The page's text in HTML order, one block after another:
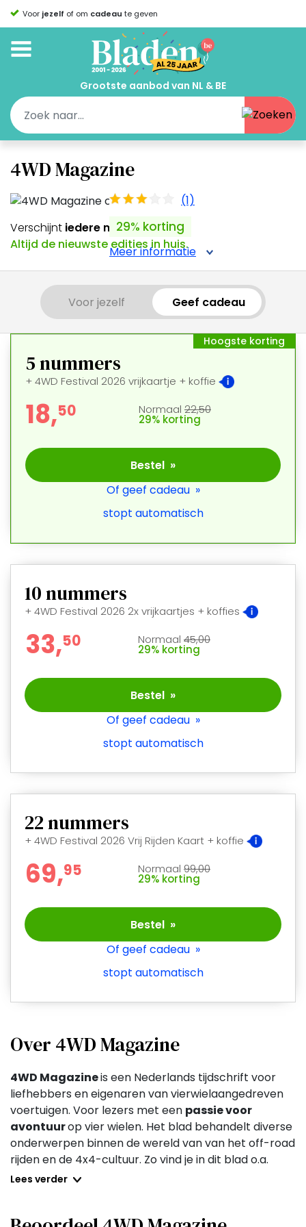
Voor jezelf of om cadeau te geven
Grootste aanbod van NL & BE
4WD Magazine
(1)
29% korting
Meer informatie
Verschijnt iedere maand
Altijd de nieuwste edities in huis.
Voor jezelf Geef cadeau
Hoogste korting
5nummers
+ 4WD Festival 2026 vrijkaartje + koffie
18,50 Normaal 22,50
29% korting
Bestel »
Of geef cadeau »
stopt automatisch
10nummers
+ 4WD Festival 2026 2x vrijkaartjes + koffies
33,50 Normaal 45,00
29% korting
Bestel »
Of geef cadeau »
stopt automatisch
22nummers
+ 4WD Festival 2026 Vrij Rijden Kaart + koffie
69,95 Normaal 99,00
29% korting
Bestel »
Of geef cadeau »
stopt automatisch
Over 4WD Magazine
4WD Magazineis een Nederlands tijdschrift voor
liefhebbers en eigenaren van vierwielaangedreven
voertuigen. Voor lezers met een passie voor
avontuurop vier wielen. Het blad behandelt diverse
onderwerpen binnen de wereld van van het off-road
rijden en de 4x4-cultuur. Zo vind je in dit blad o.a.
gedetailleerde voertuigtests waarin verschillende
Lees verder